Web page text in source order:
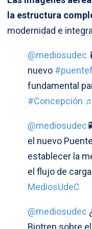
la estructura
modernidad e
@mediosudec
nuevo
fundamental
#Concepción
@mediosudec
el nuevo
establecer la
el flujo de
MediosUdeC
@mediosudec
Biotren sobre